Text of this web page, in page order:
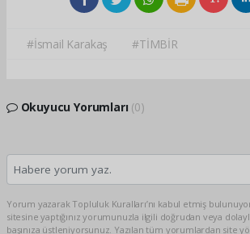
#İsmail Karakaş #TİMBİR
Okuyucu Yorumları (0)
Yorum yazarak Topluluk Kuralları’nı kabul etmiş
sitesine yaptığınız yorumunuzla ilgili doğrudan veya
başınıza üstleniyorsunuz. Yazılan tüm yorumlardan site